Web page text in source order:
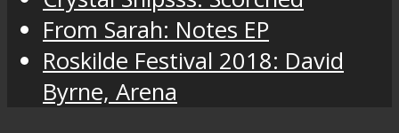
From Sarah: Notes EP
Roskilde Festival 2018: David
Byrne, Arena